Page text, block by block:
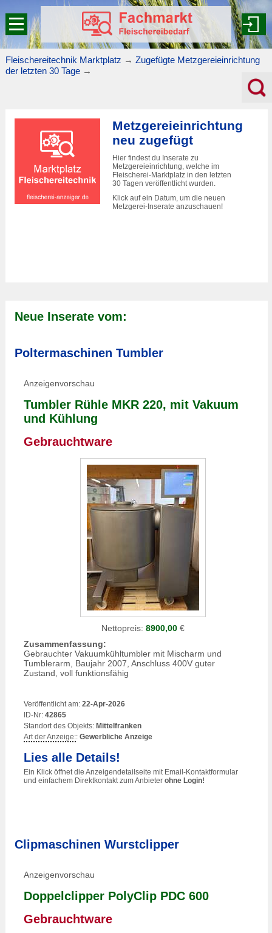
Fleischereitechnik Marktplatz → Zugefügte Metzgereieinrichtung
der letzten 30 Tage →
Metzgereieinrichtung
neu zugefügt
Hier findest du Inserate zu
Metzgereieinrichtung, welche im
Fleischerei-Marktplatzin den letzten
30 Tagen veröffentlicht wurden.
Klick auf ein Datum, um die neuen
Metzgerei-Inserate anzuschauen!
Neue Inserate vom:
Poltermaschinen Tumbler
Anzeigenvorschau
Tumbler Rühle MKR 220, mit Vakuum
und Kühlung
Gebrauchtware
Nettopreis: 8900,00€
Zusammenfassung:
Gebrauchter Vakuumkühltumbler mit Mischarm und
Tumblerarm, Baujahr 2007, Anschluss 400V guter
Zustand, voll funktionsfähig
Veröffentlicht am: 22-Apr-2026
ID-Nr: 42865
Standort des Objekts: Mittelfranken
Art der Anzeige:: Gewerbliche Anzeige
Lies alle Details!
Ein Klick öffnet die Anzeigendetailseite mit Email-Kontaktformular
und einfachem Direktkontakt zum Anbieter ohne Login!
Clipmaschinen Wurstclipper
Anzeigenvorschau
Doppelclipper PolyClip PDC 600
Gebrauchtware